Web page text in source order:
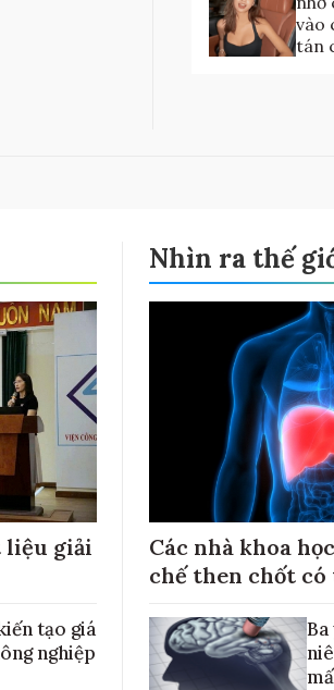
vào
tán
liệu giải
tạo giá
nghiệp
Nhìn ra thế
Các nhà khoa
chế then chốt có